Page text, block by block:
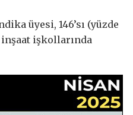
üyesi, 146’sı (yüzde
işkollarında